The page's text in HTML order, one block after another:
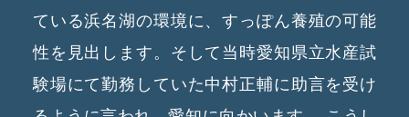
ている浜名湖の環境に、すっぽん養殖の可能
性を見出します。そして当時愛知県立水産試
験場にて勤務していた中村正輔に助言を受け